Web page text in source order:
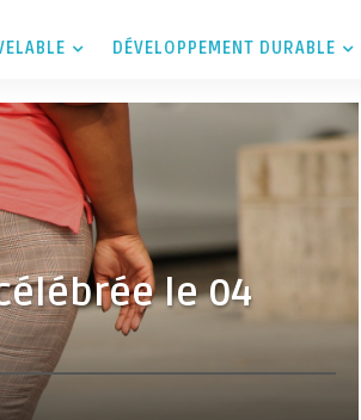
DÉVELOPPEMENT DURABLE
le 04